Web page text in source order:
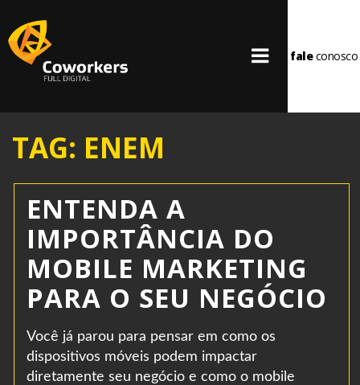
faleconosco
TAG: ENEM
ENTENDA A
IMPORTÂNCIA DO
MOBILE MARKETING
PARA O SEU NEGÓCIO
Você já parou para pensar em como os
dispositivos móveis podem impactar
diretamente seu negócio e como o mobile